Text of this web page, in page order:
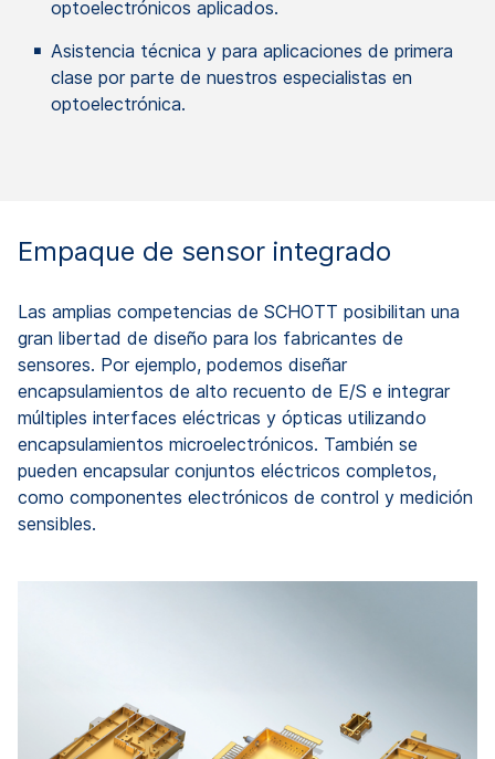
optoelectrónicos aplicados.
Asistencia técnica y para aplicaciones de primera
clase por parte de nuestros especialistas en
optoelectrónica.
Empaque de sensor integrado
Las amplias competencias de SCHOTT posibilitan una
gran libertad de diseño para los fabricantes de
sensores. Por ejemplo, podemos diseñar
encapsulamientos de alto recuento de E/S e integrar
múltiples interfaces eléctricas y ópticas utilizando
encapsulamientos microelectrónicos. También se
pueden encapsular conjuntos eléctricos completos,
como componentes electrónicos de control y medición
sensibles.